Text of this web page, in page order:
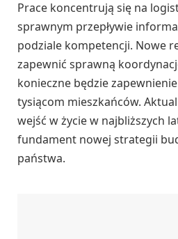
Prace koncentrują się na
sprawnym przepływie
podziale kompetencji. Nowe
zapewnić sprawną
konieczne będzie
tysiącom mieszkańców.
wejść w życie w najbliższych
fundament nowej strategii
państwa.